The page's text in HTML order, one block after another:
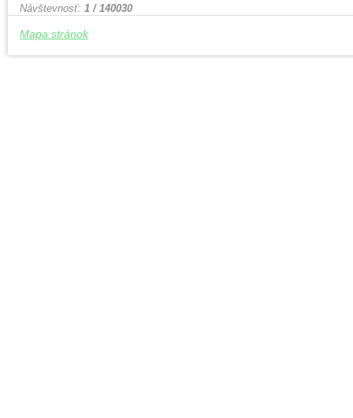
Návštevnosť: 1 / 140030
Mapa stránok